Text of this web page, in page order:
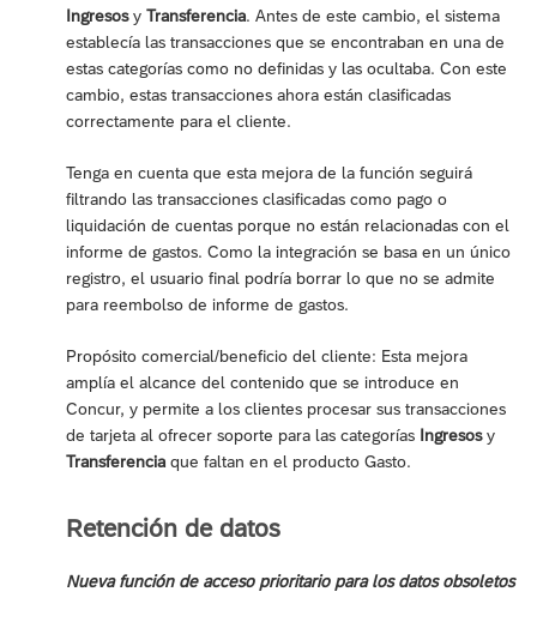
Ingresosy Transferencia. Antes de este cambio, el sistema
establecía las transacciones que se encontraban en una de
estas categorías como no definidas y las ocultaba. Con este
cambio, estas transacciones ahora están clasificadas
correctamente para el cliente.
Tenga en cuenta que esta mejora de la función seguirá
filtrando las transacciones clasificadas como pago o
liquidación de cuentas porque no están relacionadas con el
informe de gastos. Como la integración se basa en un único
registro, el usuario final podría borrar lo que no se admite
para reembolso de informe de gastos.
Propósito comercial/beneficio del cliente: Esta mejora
amplía el alcance del contenido que se introduce en
Concur, y permite a los clientes procesar sus transacciones
de tarjeta al ofrecer soporte para las categorías Ingresosy
Transferencia que faltan en el producto Gasto.
Retención de datos
Nueva función de acceso prioritario para los datos obsoletos